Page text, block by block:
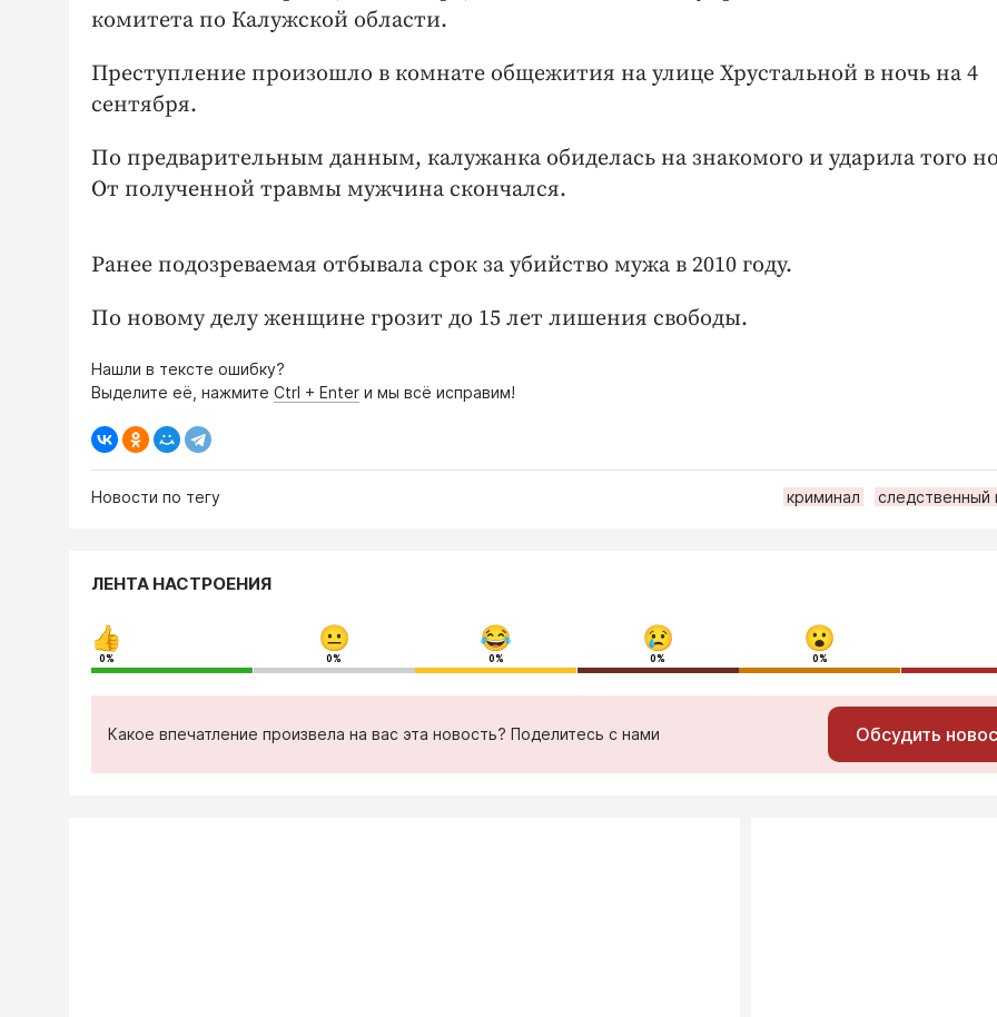
комитета по Калужской области.
Преступление произошло в комнате общежития на улице Хрустальной в ночь на 4
сентября.
По предварительным данным, калужанка обиделась на знакомого и ударила того
От полученной травмы мужчина скончался.
Ранее подозреваемая отбывала срок за убийство мужа в 2010 году.
По новому делу женщине грозит до 15 лет лишения свободы.
Нашли в тексте ошибку?
Выделите её, нажмите Ctrl + Enter и мы всё исправим!
Новости по тегу криминал следственный
ЛЕНТА НАСТРОЕНИЯ
0% 0% 0% 0% 0%
Какое впечатление произвела на вас эта новость? Поделитесь с нами Обсудить